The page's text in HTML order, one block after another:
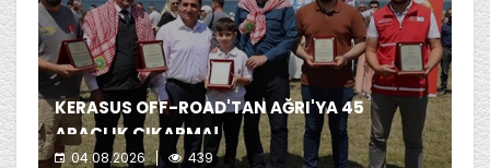
KERASUS OFF-ROAD'TAN AĞRI'YA 45
ARAÇLIK ÇIKARMA!
04.08.2026 439